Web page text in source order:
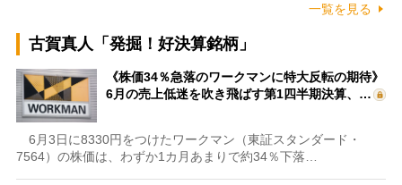
一覧を見る
古賀真人「発掘！好決算銘柄」
《株価34％急落のワークマンに特大反転の期待》
6月の売上低迷を吹き飛ばす第1四半期決算、…
6月3日に8330円をつけたワークマン（東証スタンダード・
7564）の株価は、わずか1カ月あまりで約34％下落…